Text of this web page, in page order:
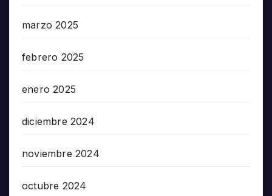
marzo 2025
febrero 2025
enero 2025
diciembre 2024
noviembre 2024
octubre 2024